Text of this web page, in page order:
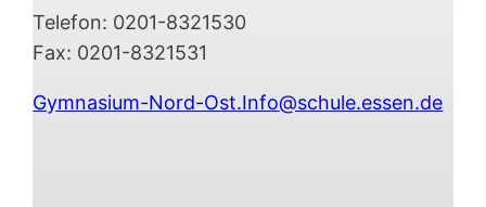
Telefon: 0201-8321530
Fax: 0201-8321531
Gymnasium-Nord-Ost.Info@schule.essen.de